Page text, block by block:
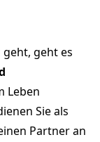
geht es
Leben
Sie als
Partner an